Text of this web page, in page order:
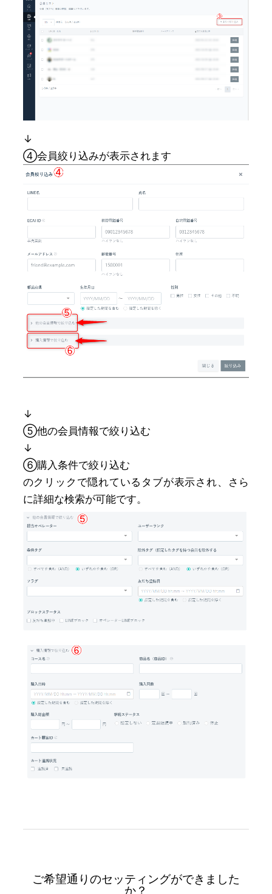
↓
④会員絞り込みが表示されます
↓
⑤他の会員情報で絞り込む
↓
⑥購入条件で絞り込む
のクリックで隠れているタブが表示され、さら
に詳細な検索が可能です。
ご希望通りのセッティングができました
か？